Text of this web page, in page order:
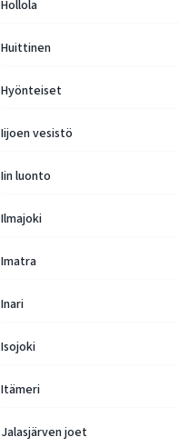
Hollola
Huittinen
Hyönteiset
Iijoen vesistö
Iin luonto
Ilmajoki
Imatra
Inari
Isojoki
Itämeri
Jalasjärven joet